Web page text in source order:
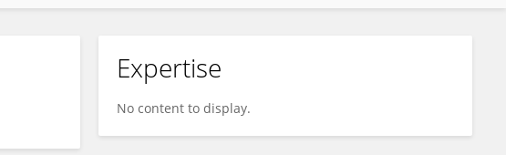
Expertise
No content to display.